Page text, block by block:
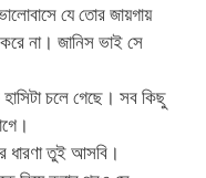
যে তোর জায়গায়
না। জানিস ভাই সে
চলে গেছে। সব কিছু
ধারণা তুই আসবি।